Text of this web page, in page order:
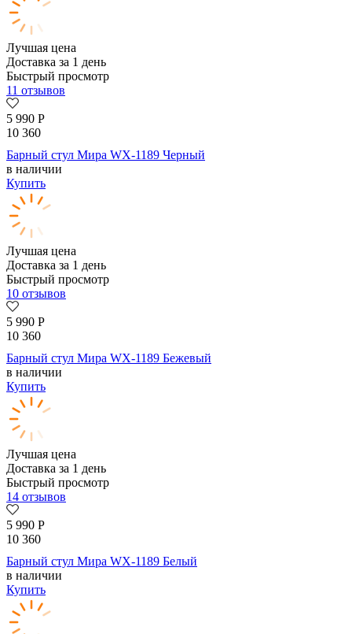
Лучшая цена
Доставка за 1 день
Быстрый просмотр
11 отзывов
5 990 Р
10 360
Барный стул Мира WX-1189 Черный
в наличии
Купить
Лучшая цена
Доставка за 1 день
Быстрый просмотр
10 отзывов
5 990 Р
10 360
Барный стул Мира WX-1189 Бежевый
в наличии
Купить
Лучшая цена
Доставка за 1 день
Быстрый просмотр
14 отзывов
5 990 Р
10 360
Барный стул Мира WX-1189 Белый
в наличии
Купить